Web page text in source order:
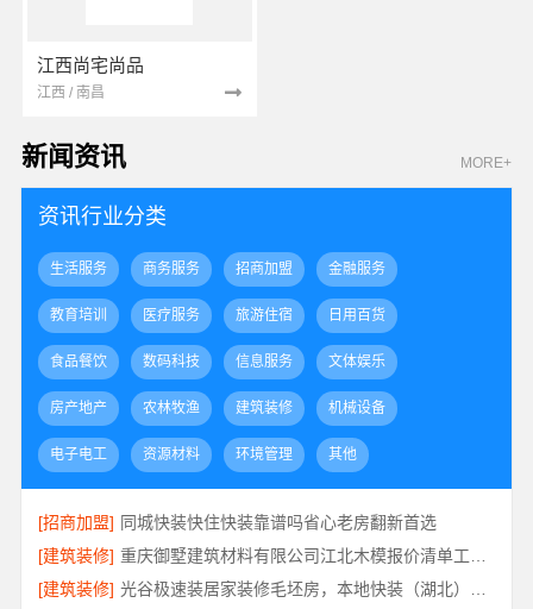
江西尚宅尚品
江西 / 南昌
新闻资讯 MORE+
资讯行业分类
生活服务 商务服务 招商加盟 金融服务
教育培训 医疗服务 旅游住宿 日用百货
食品餐饮 数码科技 信息服务 文体娱乐
房产地产 农林牧渔 建筑装修 机械设备
电子电工 资源材料 环境管理 其他
[招商加盟] 同城快装快住快装靠谱吗省心老房翻新首选
[建筑装修]
[建筑装修]